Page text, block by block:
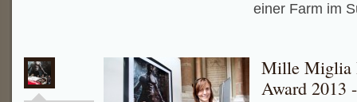
einer Farm im
Mille Miglia
Award 2013